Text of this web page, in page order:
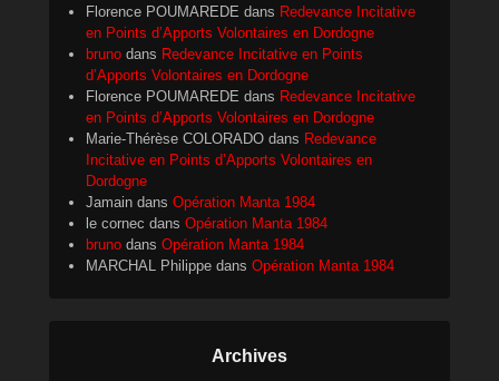
Florence POUMAREDE dans Redevance Incitative
en Points d’Apports Volontaires en Dordogne
bruno dans Redevance Incitative en Points
d’Apports Volontaires en Dordogne
Florence POUMAREDE dans Redevance Incitative
en Points d’Apports Volontaires en Dordogne
Marie-Thérèse COLORADO dans Redevance
Incitative en Points d’Apports Volontaires en
Dordogne
Jamain dans Opération Manta 1984
le cornec dans Opération Manta 1984
bruno dans Opération Manta 1984
MARCHAL Philippe dans Opération Manta 1984
Archives